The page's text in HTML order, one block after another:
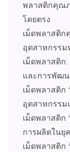
พลาสติกคุณภ
โดยตรง
เม็ดพลาสติ
อุตสาหกรรม
เม็ดพลาสติก
และการพัฒ
เม็ดพลาสติก
อุตสาหกรรม
เม็ดพลาสติก
การผลิตในยุ
เม็ดพลาสติก